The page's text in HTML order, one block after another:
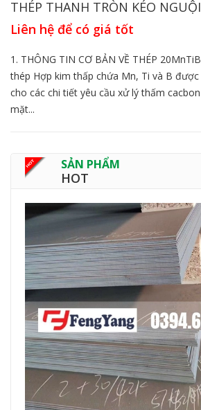
THÉP THANH TRÒN KÉO
Liên hệ để có giá tốt
1. THÔNG TIN CƠ BẢN VỀ THÉP
thép Hợp kim thấp chứa Mn, Ti và B
cho các chi tiết yêu cầu xử lý thấm
mặt...
SẢN PHẨM
HOT